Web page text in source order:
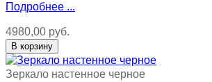
Подробнее ...
4980,00 руб.
Зеркало настенное черное